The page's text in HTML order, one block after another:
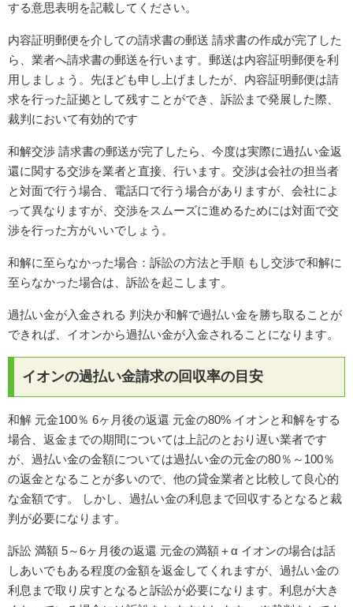
する意思表明を記載してください。
内容証明郵便を介しての請求書の郵送 請求書の作成が完了した
ら、業者へ請求書の郵送を行います。郵送は内容証明郵便を利
用しましょう。先ほども申し上げましたが、内容証明郵便は請
求を行った証拠として残すことができ、訴訟まで発展した際、
裁判において有効的です
和解交渉 請求書の郵送が完了したら、今度は実際に過払い金返
還に関する交渉を業者と直接、行います。交渉は会社の担当者
と対面で行う場合、電話口で行う場合がありますが、会社によ
って異なりますが、交渉をスムーズに進めるためには対面で交
渉を行った方がいいでしょう。
和解に至らなかった場合：訴訟の方法と手順 もし交渉で和解に
至らなかった場合は、訴訟を起こします。
過払い金が入金される 判決か和解で過払い金を勝ち取ることが
できれば、イオンから過払い金が入金されることになります。
イオンの過払い金請求の回収率の目安
和解 元金100％ 6ヶ月後の返還 元金の80% イオンと和解をする
場合、返金までの期間については上記のとおり遅い業者です
が、過払い金の金額については過払い金の元金の80％～100％
の返金となることが多いので、他の貸金業者と比較して良心的
な金額です。 しかし、過払い金の利息まで回収するとなると裁
判が必要になります。
訴訟 満額 5～6ヶ月後の返還 元金の満額＋α イオンの場合は話
しあいでもある程度の金額を返金してくれますが、過払い金の
利息まで取り戻すとなると訴訟が必要になります。利息が大き